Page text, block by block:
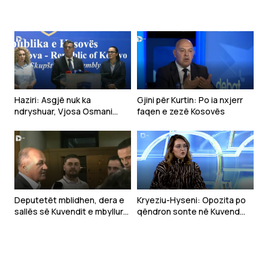
Haziri: Asgjë nuk ka
ndryshuar, Vjosa Osmani
presidente
Gjini për Kurtin: Po ia nxjerr
faqen e zezë Kosovës
Deputetët mblidhen, dera e
sallës së Kuvendit e mbyllur
Kryeziu-Hyseni: Opozita po
qëndron sonte në Kuvend